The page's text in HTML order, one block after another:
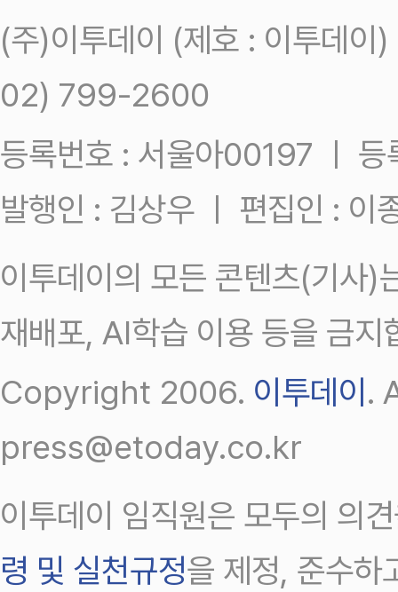
(주)이투데이 (제호 : 이투데
02) 799-2600
등록번호 : 서울아00197 ㅣ
발행인 : 김상우 ㅣ 편집인 : 이
이투데이의 모든 콘텐츠(기사)
재배포, AI학습 이용 등을 금지
Copyright 2006. 이투데이 .
press@etoday.co.kr
이투데이 임직원은 모두의 의
령 및 실천규정을 제정, 준수하